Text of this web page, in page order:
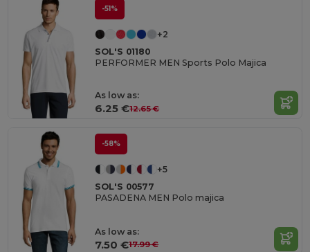
-51%
+2
SOL'S 01180
PERFORMER MEN Sports Polo Majica
As low as:
6.25 €12.65 €
-58%
+5
SOL'S 00577
PASADENA MEN Polo majica
As low as:
7.50 €17.99 €